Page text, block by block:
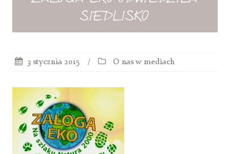
SIEDLISKO
3 stycznia 2015 O nas w mediach